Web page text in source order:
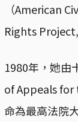
（American
Rights
1980年，她由
of Appeals for
命為最高法院